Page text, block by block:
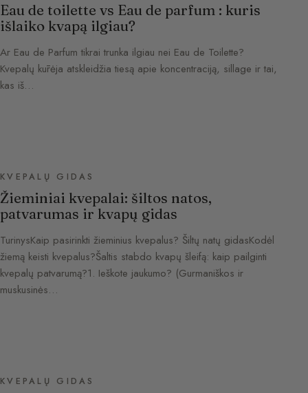
Eau de toilette vs Eau de parfum : kuris
išlaiko kvapą ilgiau?
Ar Eau de Parfum tikrai trunka ilgiau nei Eau de Toilette?
Kvepalų kūrėja atskleidžia tiesą apie koncentraciją, sillage ir tai,
kas iš…
KVEPALŲ GIDAS
Žieminiai kvepalai: šiltos natos,
patvarumas ir kvapų gidas
TurinysKaip pasirinkti žieminius kvepalus? Šiltų natų gidasKodėl
žiemą keisti kvepalus?Šaltis stabdo kvapų šleifą: kaip pailginti
kvepalų patvarumą?1. Ieškote jaukumo? (Gurmaniškos ir
muskusinės…
KVEPALŲ GIDAS